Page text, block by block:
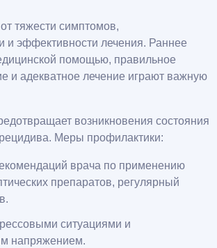
тяжести симптомов,
и эффективности лечения. Раннее
помощью, правильное
и адекватное лечение играют важную
возникновения состояния
Меры профилактики:
врача по применению
препаратов, регулярный
ситуациями и
напряжением.